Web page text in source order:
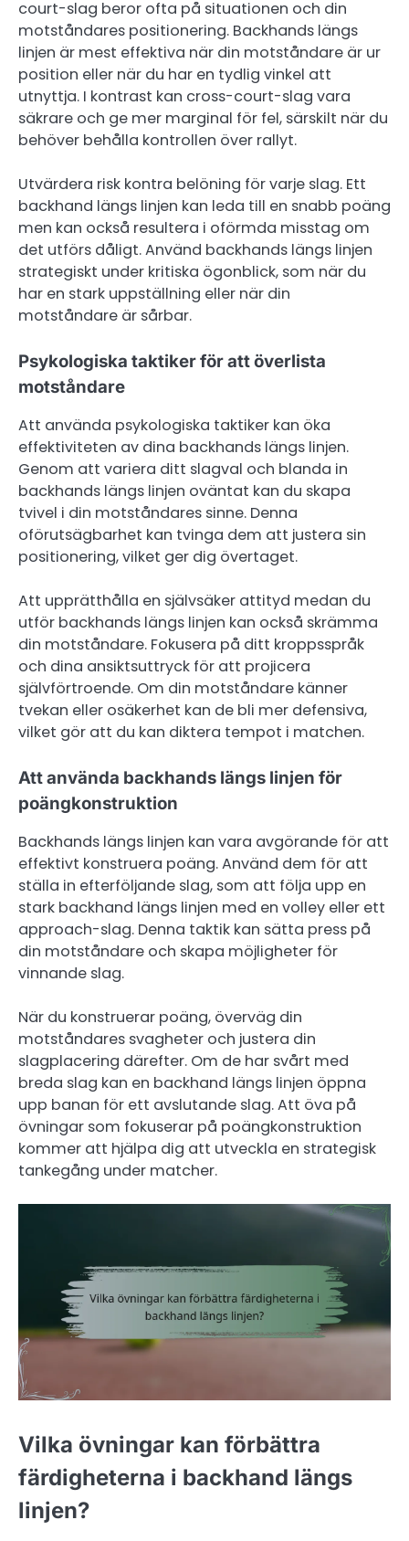
court-slag beror ofta på situationen och din
motståndares positionering. Backhands längs
linjen är mest effektiva när din motståndare är ur
position eller när du har en tydlig vinkel att
utnyttja. I kontrast kan cross-court-slag vara
säkrare och ge mer marginal för fel, särskilt när du
behöver behålla kontrollen över rallyt.
Utvärdera risk kontra belöning för varje slag. Ett
backhand längs linjen kan leda till en snabb poäng
men kan också resultera i oförmda misstag om
det utförs dåligt. Använd backhands längs linjen
strategiskt under kritiska ögonblick, som när du
har en stark uppställning eller när din
motståndare är sårbar.
Psykologiska taktiker för att överlista
motståndare
Att använda psykologiska taktiker kan öka
effektiviteten av dina backhands längs linjen.
Genom att variera ditt slagval och blanda in
backhands längs linjen oväntat kan du skapa
tvivel i din motståndares sinne. Denna
oförutsägbarhet kan tvinga dem att justera sin
positionering, vilket ger dig övertaget.
Att upprätthålla en självsäker attityd medan du
utför backhands längs linjen kan också skrämma
din motståndare. Fokusera på ditt kroppsspråk
och dina ansiktsuttryck för att projicera
självförtroende. Om din motståndare känner
tvekan eller osäkerhet kan de bli mer defensiva,
vilket gör att du kan diktera tempot i matchen.
Att använda backhands längs linjen för
poängkonstruktion
Backhands längs linjen kan vara avgörande för att
effektivt konstruera poäng. Använd dem för att
ställa in efterföljande slag, som att följa upp en
stark backhand längs linjen med en volley eller ett
approach-slag. Denna taktik kan sätta press på
din motståndare och skapa möjligheter för
vinnande slag.
När du konstruerar poäng, överväg din
motståndares svagheter och justera din
slagplacering därefter. Om de har svårt med
breda slag kan en backhand längs linjen öppna
upp banan för ett avslutande slag. Att öva på
övningar som fokuserar på poängkonstruktion
kommer att hjälpa dig att utveckla en strategisk
tankegång under matcher.
Vilka övningar kan förbättra
färdigheterna i backhand längs
linjen?